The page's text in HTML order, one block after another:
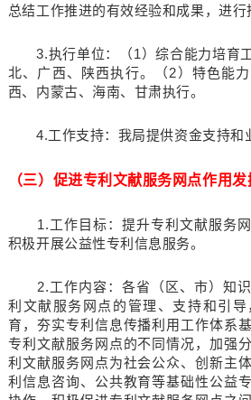
总结工作推进的有效经验和成果，进行
3.执行单位：（1）综合能力培育工
北、广西、陕西执行。（2）特色能
西、内蒙古、海南、甘肃执行。
4.工作支持：我局提供资金支持和
（三）促进专利文献服务网点作用发
1.工作目标：提升专利文献服务网
积极开展公益性专利信息服务。
2.工作内容：各省（区、市）知识
利文献服务网点的管理、支持和引
育，夯实专利信息传播利用工作体系
专利文献服务网点的不同情况，加强
利文献服务网点为社会公众、创新主
利信息咨询、公共教育等基础性公益